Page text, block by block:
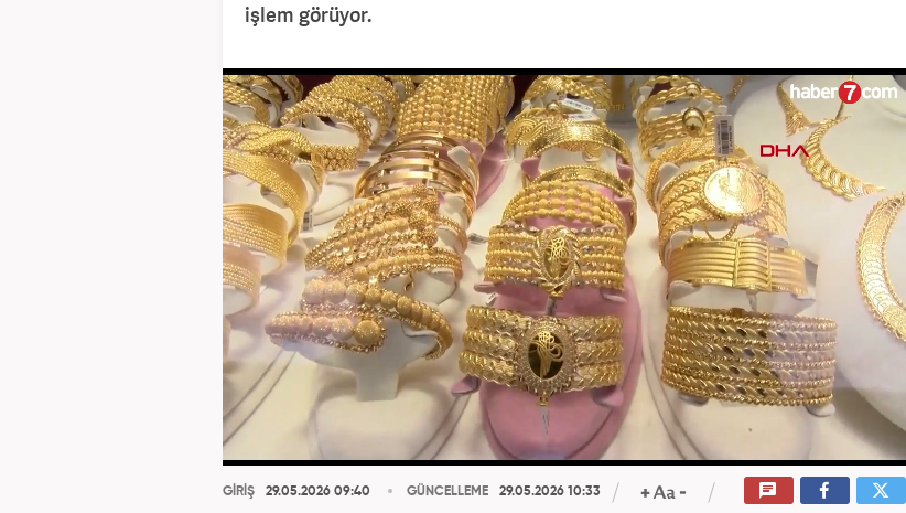
işlem görüyor.
GİRİŞ 29.05.2026 09:40 GÜNCELLEME 29.05.2026 10:33